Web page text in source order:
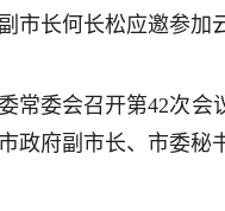
市长何长松应邀参加
常委会召开第42次
政府副市长、市委秘